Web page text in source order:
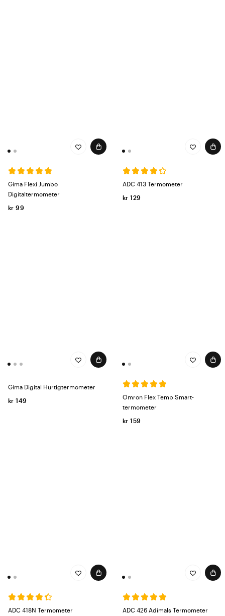
Gima Flexi Jumbo
Digitaltermometer
kr 99
ADC 413 Termometer
kr 129
Gima Digital Hurtigtermometer
kr 149
Omron Flex Temp Smart-
termometer
kr 159
ADC 418N Termometer
ADC 426 Adimals Termometer